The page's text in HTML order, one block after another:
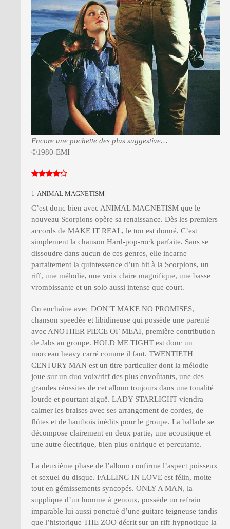
Encore une pochette des plus suggestive…
©1980-EMI
1-ANIMAL MAGNETISM
C’est donc bien avec ANIMAL MAGNETISM que le
nouveau Scorpions opère sa renaissance. Dès les premiers
accords de MAKE IT REAL, le ton est donné. C’est
simplement la chanson Hard-pop-rock parfaite. Sans se
dissoudre dans aucun de ces genres, elle incarne
parfaitement la quintessence d’un hit à la Scorpions, un
riff, une mélodie, une voix claire magnifique, une basse
vrombissante et un solo aussi intense que court.
On enchaîne avec DON’T MAKE NO PROMISES,
chanson speedée et libidineuse qui possède une parenté
avec ANOTHER PIECE OF MEAT, première contribution
de Jabs au groupe. HOLD ME TIGHT est donc un
morceau heavy carré comme il faut. TWENTIETH
CENTURY MAN est un titre particulier dont la mélodie
joue sur un duo voix/riff des plus envoûtants, une des
grandes réussites de cet album toujours dans une tonalité
lourde et pourtant aiguë. LADY STARLIGHT viendra
calmer les braises avec ses arrangement de cordes, de
flûtes et de hautbois inédits pour le groupe. La ballade se
décompose clairement en deux partie, une acoustique et
une autre électrique, bien plus onirique et percutante.
La deuxième phase de l’album confirme l’aspect poisseux
et sexuel du disque. FALLING IN LOVE est félin, moite
tout en gémissements syncopés. ONLY A MAN, la
supplique d’un homme à genoux, possède un refrain
imparable lui aussi ponctué d’une guitare teigneuse tandis
que l’historique THE ZOO décrit sur un riff hypnotique la